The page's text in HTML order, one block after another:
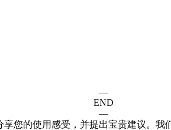
—
END
—
享您的使用感受，并提出宝贵建议。我